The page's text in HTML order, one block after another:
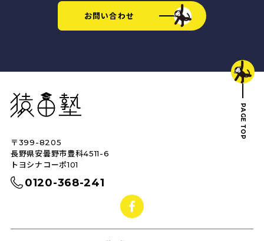
お問い合わせ
PAGE TOP
猿田塾
〒399-8205
長野県安曇野市豊科4511-6
トヨシナコーポ101
0120-368-241
facebook